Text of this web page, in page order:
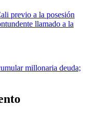
previo a la posesión
llamado a la
millonaria deuda;